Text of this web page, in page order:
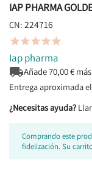
IAP PHARMA
CN: 224716

Iap pharma
Añade70,00€
Entrega aproximada el
¿Necesitas ayuda?
Comprando este
fidelización. Su